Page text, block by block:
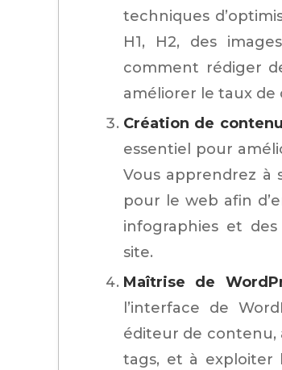
techniques
H1, H2, des
comment rédiger
améliorer le taux de
Création de
essentiel pour
Vous apprendrez à
pour le web afin
infographies et
site.
Maîtrise de
l’interface de
éditeur de contenu,
tags, et à exploiter